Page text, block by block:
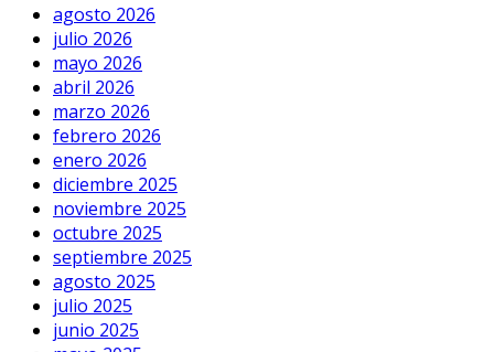
agosto 2026
julio 2026
mayo 2026
abril 2026
marzo 2026
febrero 2026
enero 2026
diciembre 2025
noviembre 2025
octubre 2025
septiembre 2025
agosto 2025
julio 2025
junio 2025